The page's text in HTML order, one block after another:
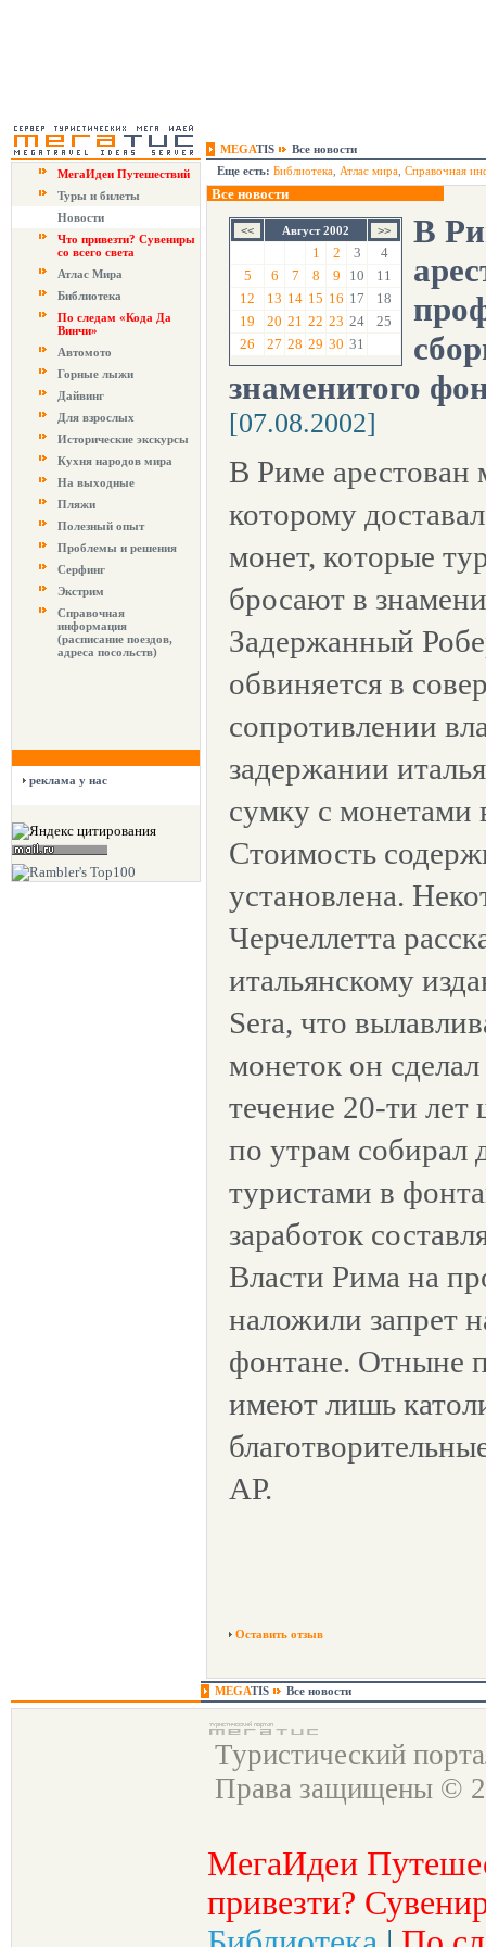
MEGATIS
Все новости
МегаИдеи Путешествий
Туры и билеты
Новости
Что привезти? Сувениры
со всего света
Атлас Мира
Библиотека
По следам «Кода Да
Винчи»
Автомото
Горные лыжи
Дайвинг
Для взрослых
Исторические экскурсы
Кухня народов мира
На выходные
Пляжи
Полезный опыт
Проблемы и решения
Серфинг
Экстрим
Справочная
информация
(расписание поездов,
адреса посольств)
реклама у нас
Еще есть: Библиотека Атлас мира Справочная
Все новости
Август 2002
1 2 3
4
5
6 7 8 9 10
11
12
13 14 15 16 17
18
19
20 21 22 23 24
25
26
27 28 29 30 31
В
знаменитого
[07.08.2002]
В Риме арестован
которому
монет, которые
бросают в
Задержанный
обвиняется в
сопротивлении
задержании
сумку с монетами
Стоимость
установлена.
Черчеллетта
итальянскому
Sera, что
монеток он
течение 20-ти лет
по утрам собирал
туристами в
заработок
Власти Рима на
наложили запрет
фонтане. Отныне
имеют лишь
АР.
Оставить отзыв
MEGATIS Все новости
Туристический
Права защищены ©
МегаИдеи
привезти?